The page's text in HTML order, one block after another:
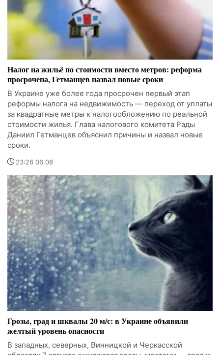
Налог на жильё по стоимости вместо метров: реформа
просрочена, Гетманцев назвал новые сроки
В Украине уже более года просрочен первый этап
реформы налога на недвижимость — переход от уплаты
за квадратные метры к налогообложению по реальной
стоимости жилья. Глава налогового комитета Рады
Даниил Гетманцев объяснил причины и назвал новые
сроки.
23:26 06.08
Грозы, град и шквалы 20 м/с: в Украине объявили
желтый уровень опасности
В западных, северных, Винницкой и Черкасской